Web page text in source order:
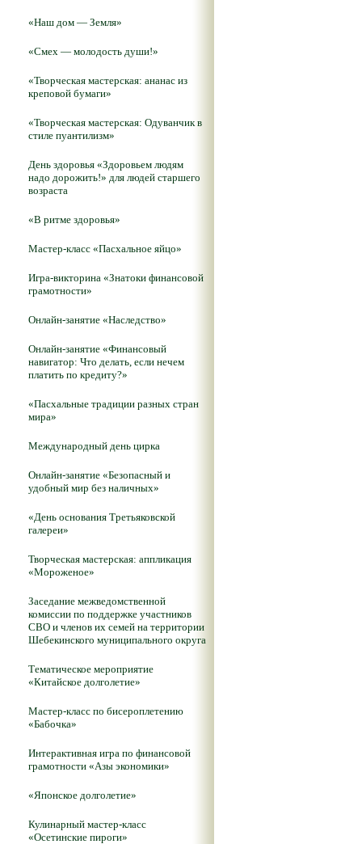
«Наш дом — Земля»
«Смех — молодость души!»
«Творческая мастерская: ананас из
креповой бумаги»
«Творческая мастерская: Одуванчик в
стиле пуантилизм»
День здоровья «Здоровьем людям
надо дорожить!» для людей старшего
возраста
«В ритме здоровья»
Мастер-класс «Пасхальное яйцо»
Игра-викторина «Знатоки финансовой
грамотности»
Онлайн-занятие «Наследство»
Онлайн-занятие «Финансовый
навигатор: Что делать, если нечем
платить по кредиту?»
«Пасхальные традиции разных стран
мира»
Международный день цирка
Онлайн-занятие «Безопасный и
удобный мир без наличных»
«День основания Третьяковской
галереи»
Творческая мастерская: аппликация
«Мороженое»
Заседание межведомственной
комиссии по поддержке участников
СВО и членов их семей на территории
Шебекинского муниципального округа
Тематическое мероприятие
«Китайское долголетие»
Мастер-класс по бисероплетению
«Бабочка»
Интерактивная игра по финансовой
грамотности «Азы экономики»
«Японское долголетие»
Кулинарный мастер-класс
«Осетинские пироги»